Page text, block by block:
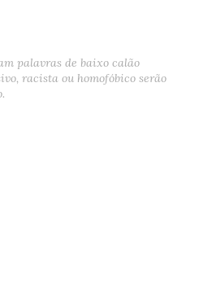
palavras de baixo calão
racista ou homofóbico serão